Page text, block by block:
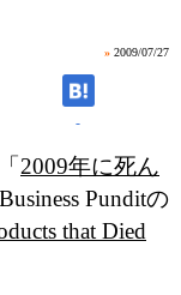
» 2009/07/27
-
2009年に死ん
Punditの
that Died